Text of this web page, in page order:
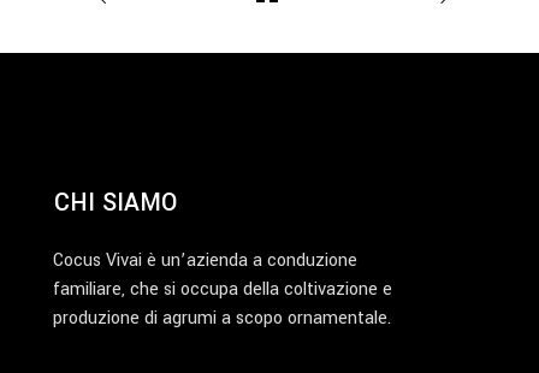
CHI SIAMO
Cocus Vivai è un’azienda a conduzione
familiare, che si occupa della coltivazione e
produzione di agrumi a scopo ornamentale.